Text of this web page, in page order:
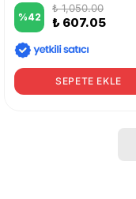
%42
₺ 1,050.00
₺ 607.05
SEPETE EKLE